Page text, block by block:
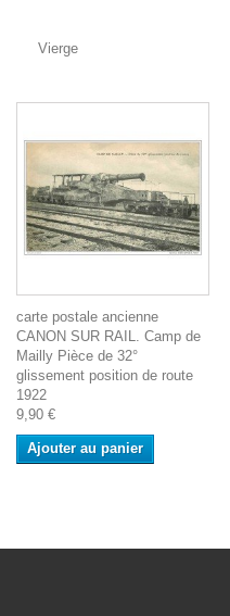
Vierge
carte postale ancienne
CANON SUR RAIL. Camp de
Mailly Pièce de 32°
glissement position de route
1922
9,90 €
Ajouter au panier